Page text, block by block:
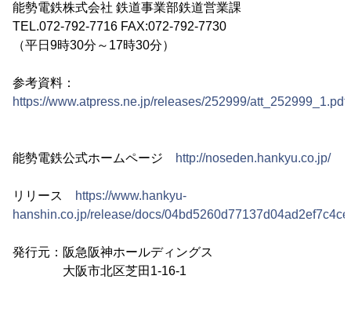
能勢電鉄株式会社 鉄道事業部鉄道営業課
TEL.072-792-7716 FAX:072-792-7730
（平日9時30分～17時30分）
参考資料：
https://www.atpress.ne.jp/releases/252999/att_252999_1.pdf
能勢電鉄公式ホームページ http://noseden.hankyu.co.jp/
リリース
https://www.hankyu-
hanshin.co.jp/release/docs/
発行元：阪急阪神ホールディングス
大阪市北区芝田1-16-1